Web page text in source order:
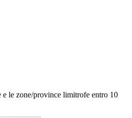
e le zone/province limitrofe entro 10